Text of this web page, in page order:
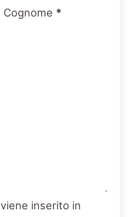
Cognome *
inserito in